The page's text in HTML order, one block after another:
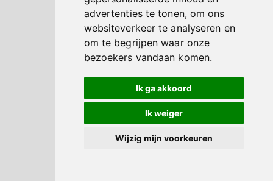
advertenties te tonen, om ons
websiteverkeer te analyseren en
om te begrijpen waar onze
bezoekers vandaan komen.
Ik ga akkoord
Ik weiger
Wijzig mijn voorkeuren